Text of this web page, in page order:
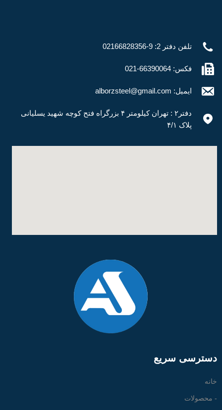
تلفن دفتر 2: 9-02166828356
فکس: 66390064-021
ایمیل: alborzsteel@gmail.com
دفتر۲ : تهران کیلومتر ۴ بزرگراه فتح کوچه شهید یسلیانی
پلاک ۴/۱
دسترسی سریع
خانه
- محصولات